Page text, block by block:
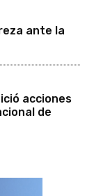
ante la
acciones
de